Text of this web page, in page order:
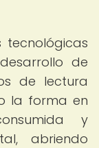
tecnológicas
de
de lectura
la forma en
y
abriendo